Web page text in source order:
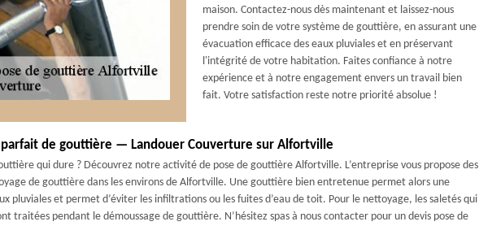
maison. Contactez-nous dès maintenant et laissez-nous
prendre soin de votre système de gouttière, en assurant une
évacuation efficace des eaux pluviales et en préservant
l'intégrité de votre habitation. Faites confiance à notre
expérience et à notre engagement envers un travail bien
fait. Votre satisfaction reste notre priorité absolue !
parfait de gouttière — Landouer Couverture sur Alfortville
qui dure ? Découvrez notre activité de pose de gouttière Alfortville. L’entreprise vous propose des
de gouttière dans les environs de Alfortville. Une gouttière bien entretenue permet alors une
pluviales et permet d’éviter les infiltrations ou les fuites d’eau de toit. Pour le nettoyage, les saletés qui
traitées pendant le démoussage de gouttière. N’hésitez spas à nous contacter pour un devis pose de